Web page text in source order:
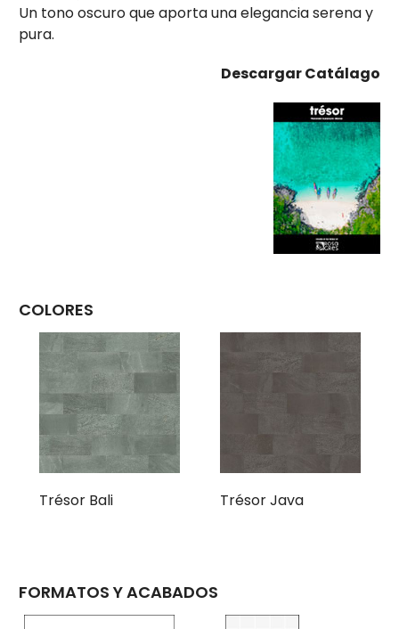
Un tono oscuro que aporta una elegancia serena y
pura.
Descargar Catálago
COLORES
Trésor Bali Trésor Java
FORMATOS Y ACABADOS